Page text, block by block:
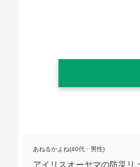
あねるかよね(40代・男性)
アイリスオーヤマの防災リ